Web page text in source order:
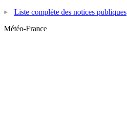
Liste complète des notices publiques
Météo-France